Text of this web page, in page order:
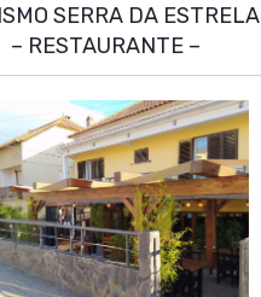
SERRA DA ESTRELA
– RESTAURANTE –